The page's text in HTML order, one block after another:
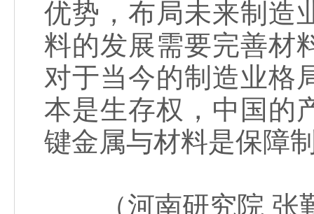
优势，布局未来制造
料的发展需要完善材
对于当今的制造业格
本是生存权，中国的
键金属与材料是保障
（河南研究院 张